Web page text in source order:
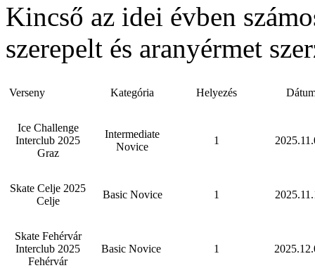
Kincső az idei évben
szerepelt és aranyérmet
Verseny Kategória Helyezés
Ice Challenge
Interclub 2025
Graz
Intermediate
Novice
1
Skate Celje 2025
Celje
Basic Novice 1
Skate Fehérvár
Interclub 2025
Fehérvár
Basic Novice 1